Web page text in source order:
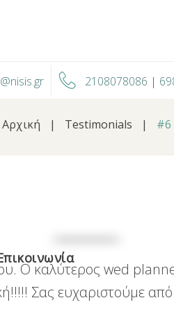
2108078086 |
Αρχική | Testimonials | #6
Ο καλύτερος wed
Σας ευχαριστούμε